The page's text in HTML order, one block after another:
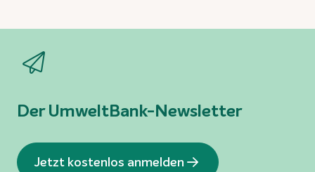
Der UmweltBank-Newsletter
Jetzt kostenlos anmelden